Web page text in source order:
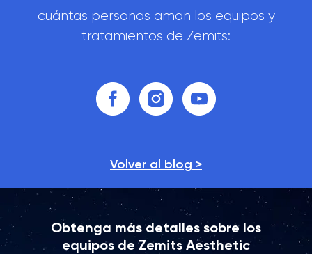
cuántas personas aman los equipos y
tratamientos de Zemits:
Volver al blog >
Obtenga más detalles sobre los
equipos de Zemits Aesthetic